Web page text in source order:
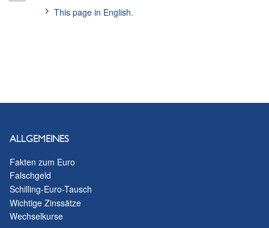
This page in English.
ALLGEMEINES
Fakten zum Euro
Falschgeld
Schilling-Euro-Tausch
Wichtige Zinssätze
Wechselkurse